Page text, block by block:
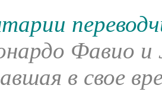
Фавио и
в свое